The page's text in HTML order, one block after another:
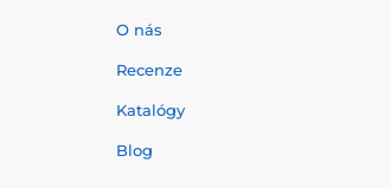
O nás
Recenze
Katalógy
Blog